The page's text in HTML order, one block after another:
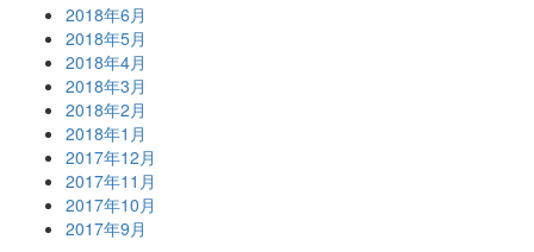
2018年6月
2018年5月
2018年4月
2018年3月
2018年2月
2018年1月
2017年12月
2017年11月
2017年10月
2017年9月